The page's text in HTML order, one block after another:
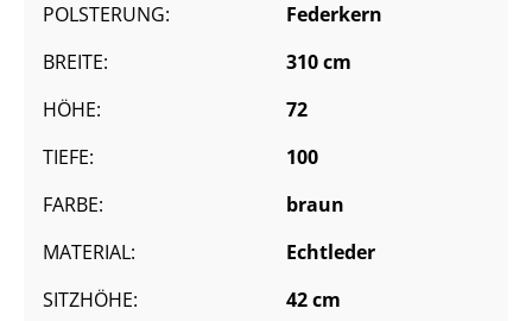
POLSTERUNG:
Federkern
BREITE:
310 cm
HÖHE:
72
TIEFE:
100
FARBE:
braun
MATERIAL:
Echtleder
SITZHÖHE:
42 cm